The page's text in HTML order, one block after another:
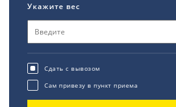
Укажите вес
Сдать с вывозом
Сам привезу в пункт приема